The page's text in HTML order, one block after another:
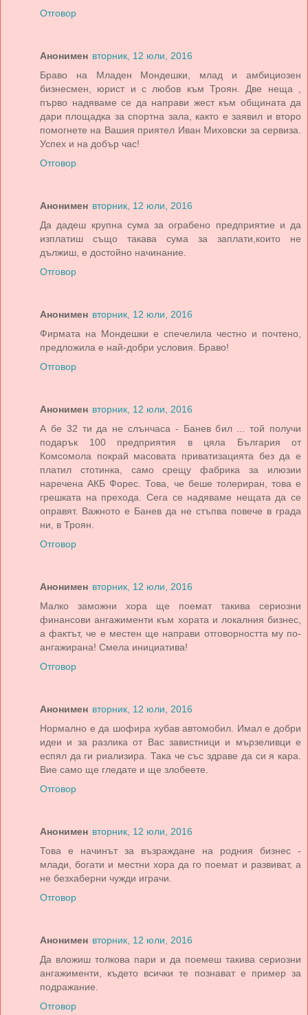
Отговор
Анонимен вторник, 12 юли, 2016
Браво на Младен Мондешки, млад и амбициозен
бизнесмен, юрист и с любов към Троян. Две неща ,
първо надяваме се да направи жест към общината да
дари площадка за спортна зала, както е заявил и второ
помогнете на Вашия приятел Иван Миховски за сервиза.
Успех и на добър час!
Отговор
Анонимен вторник, 12 юли, 2016
Да дадеш крупна сума за ограбено предприятие и да
изплатиш също такава сума за заплати,които не
дължиш, е достойно начинание.
Отговор
Анонимен вторник, 12 юли, 2016
Фирмата на Мондешки е спечелила честно и почтено,
предложила е най-добри условия. Браво!
Отговор
Анонимен вторник, 12 юли, 2016
А бе 32 ти да не слънчаса - Банев бил ... той получи
подарък 100 предприятия в цяла България от
Комсомола покрай масовата приватизацията без да е
платил стотинка, само срещу фабрика за илюзии
наречена АКБ Форес. Това, че беше толериран, това е
грешката на прехода. Сега се надяваме нещата да се
оправят. Важното е Банев да не стъпва повече в града
ни, в Троян.
Отговор
Анонимен вторник, 12 юли, 2016
Малко заможни хора ще поемат такива сериозни
финансови ангажименти към хората и локалния бизнес,
а фактът, че е местен ще направи отговорността му по-
ангажирана! Смела инициатива!
Отговор
Анонимен вторник, 12 юли, 2016
Нормално е да шофира хубав автомобил. Имал е добри
идеи и за разлика от Вас завистници и мързеливци е
еспял да ги риализира. Така че със здраве да си я кара.
Вие само ще гледате и ще злобеете.
Отговор
Анонимен вторник, 12 юли, 2016
Това е начинът за възраждане на родния бизнес -
млади, богати и местни хора да го поемат и развиват, а
не безхаберни чужди играчи.
Отговор
Анонимен вторник, 12 юли, 2016
Да вложиш толкова пари и да поемеш такива сериозни
ангажименти, където всички те познават е пример за
подражание.
Отговор